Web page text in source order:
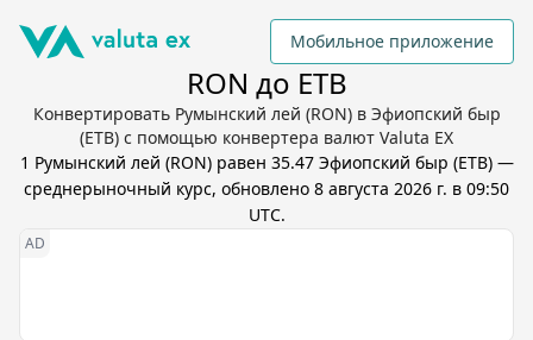
Мобильное приложение
RON до ETB
Конвертировать Румынский лей (RON) в Эфиопский быр
(ETB) с помощью конвертера валют Valuta EX
1 Румынский лей (RON) равен 35.47 Эфиопский быр (ETB) —
среднерыночный курс, обновлено 8 августа 2026 г. в 09:50
UTC.